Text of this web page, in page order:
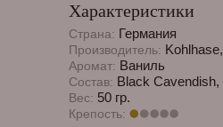
Характеристики
Страна: Германия
Производитель:
Аромат: Ваниль
Состав: Black Cavendish,
Вес: 50 гр.
Крепость: